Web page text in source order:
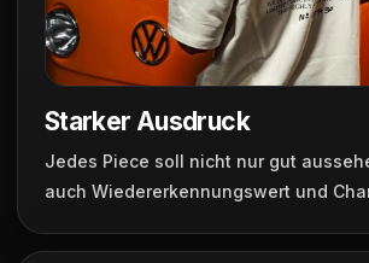
Starker Ausdruck
Jedes Piece soll nicht nur gut
auch Wiedererkennungswert und